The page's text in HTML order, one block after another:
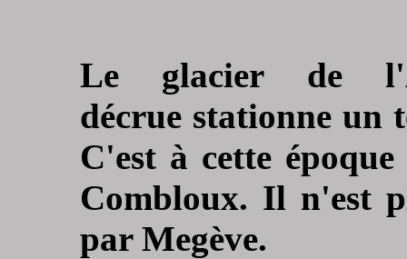
Le glacier de
décrue stationne un
C'est à cette
Combloux. Il n'est
par Megève.